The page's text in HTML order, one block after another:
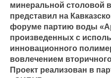
минеральной столовой
представил на
форуме партию воды
произведенных с
инновационного
вовлечением
Проект реализован в